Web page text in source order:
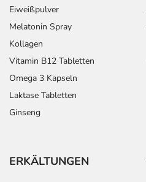
Eiweißpulver
Melatonin Spray
Kollagen
Vitamin B12 Tabletten
Omega 3 Kapseln
Laktase Tabletten
Ginseng
ERKÄLTUNGEN